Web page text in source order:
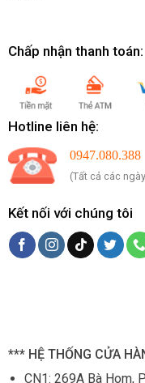
Chấp nhận thanh toán:
Hotline liên hệ:
0947.080.388
(Tất cả các
Kết nối với chúng tôi
*** HỆ THỐNG CỬA
CN1:269A Bà Hom,